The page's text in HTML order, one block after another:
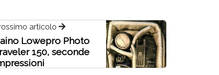
articolo
Lowepro Photo
150, seconde